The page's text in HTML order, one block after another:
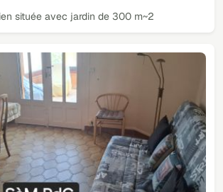
située avec jardin de 300 m~2